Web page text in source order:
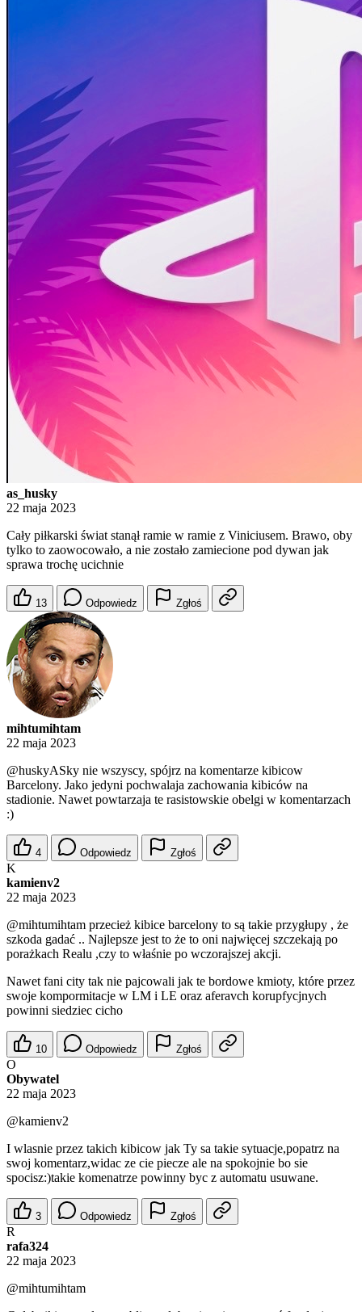
as_husky
22 maja 2023
Cały piłkarski świat stanął ramie w ramie z Viniciusem. Brawo, oby
tylko to zaowocowało, a nie zostało zamiecione pod dywan jak
sprawa trochę ucichnie
13 Odpowiedz Zgłoś
mihtumihtam
22 maja 2023
@huskyASky nie wszyscy, spójrz na komentarze kibicow
Barcelony. Jako jedyni pochwalaja zachowania kibiców na
stadionie. Nawet powtarzaja te rasistowskie obelgi w komentarzach
:)
4 Odpowiedz Zgłoś
K
kamienv2
22 maja 2023
@mihtumihtam przecież kibice barcelony to są takie przygłupy , że
szkoda gadać .. Najlepsze jest to że to oni najwięcej szczekają po
porażkach Realu ,czy to właśnie po wczorajszej akcji.
Nawet fani city tak nie pajcowali jak te bordowe kmioty, które przez
swoje kompormitacje w LM i LE oraz aferavch korupfycjnych
powinni siedziec cicho
10 Odpowiedz Zgłoś
O
Obywatel
22 maja 2023
@kamienv2
I wlasnie przez takich kibicow jak Ty sa takie sytuacje,popatrz na
swoj komentarz,widac ze cie piecze ale na spokojnie bo sie
spocisz:)takie komenatrze powinny byc z automatu usuwane.
3 Odpowiedz Zgłoś
R
rafa324
22 maja 2023
@mihtumihtam